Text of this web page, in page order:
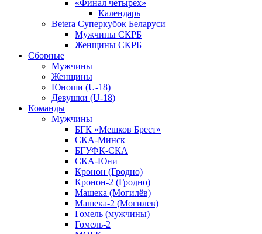
«Финал четырех»
Календарь
Betera Суперкубок Беларуси
Мужчины СКРБ
Женщины СКРБ
Сборные
Мужчины
Женщины
Юноши (U-18)
Девушки (U-18)
Команды
Мужчины
БГК «Мешков Брест»
СКА-Минск
БГУФК-СКА
СКА-Юни
Кронон (Гродно)
Кронон-2 (Гродно)
Машека (Могилёв)
Машека-2 (Могилев)
Гомель (мужчины)
Гомель-2